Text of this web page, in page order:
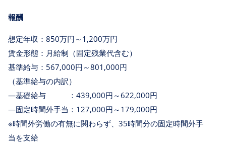
報酬
想定年収：850万円～1,200万円
賃金形態：月給制（固定残業代含む）
基準給与：567,000円～801,000円
（基準給与の内訳）
―基礎給与 ：439,000円～622,000円
―固定時間外手当：127,000円～179,000円
※時間外労働の有無に関わらず、35時間分の固定時間外手
当を支給